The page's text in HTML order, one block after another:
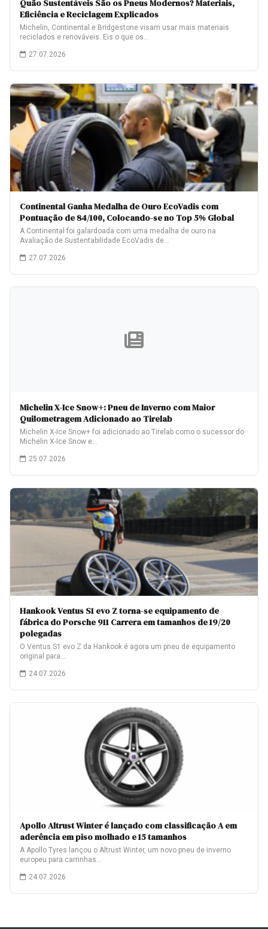
Quão Sustentáveis São os Pneus Modernos? Materiais,
Eficiência e Reciclagem Explicados
Michelin, Continental e Bridgestone visam usar mais materiais
reciclados e renováveis. Eis o que os…
27.07.2026
Continental Ganha Medalha de Ouro EcoVadis com
Pontuação de 84/100, Colocando-se no Top 5% Global
A Continental foi galardoada com uma medalha de ouro na
Avaliação de Sustentabilidade EcoVadis de…
27.07.2026
Michelin X-Ice Snow+: Pneu de Inverno com Maior
Quilometragem Adicionado ao Tirelab
Michelin X-Ice Snow+ foi adicionado ao Tirelab como o sucessor do
Michelin X-Ice Snow e…
25.07.2026
Hankook Ventus S1 evo Z torna-se equipamento de
fábrica do Porsche 911 Carrera em tamanhos de 19/20
polegadas
O Ventus S1 evo Z da Hankook é agora um pneu de equipamento
original para…
24.07.2026
Apollo Altrust Winter é lançado com classificação A em
aderência em piso molhado e 15 tamanhos
A Apollo Tyres lançou o Altrust Winter, um novo pneu de inverno
europeu para carrinhas…
24.07.2026